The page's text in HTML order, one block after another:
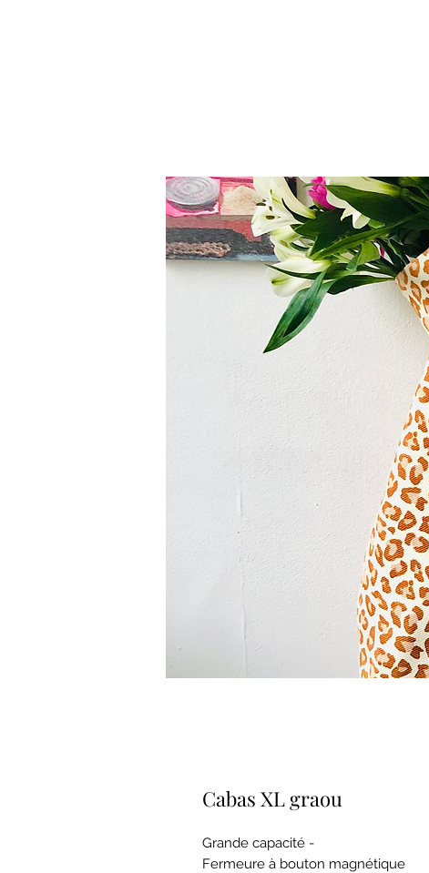
Cabas XL graou
Grande capacité -
Fermeure à bouton magnétique